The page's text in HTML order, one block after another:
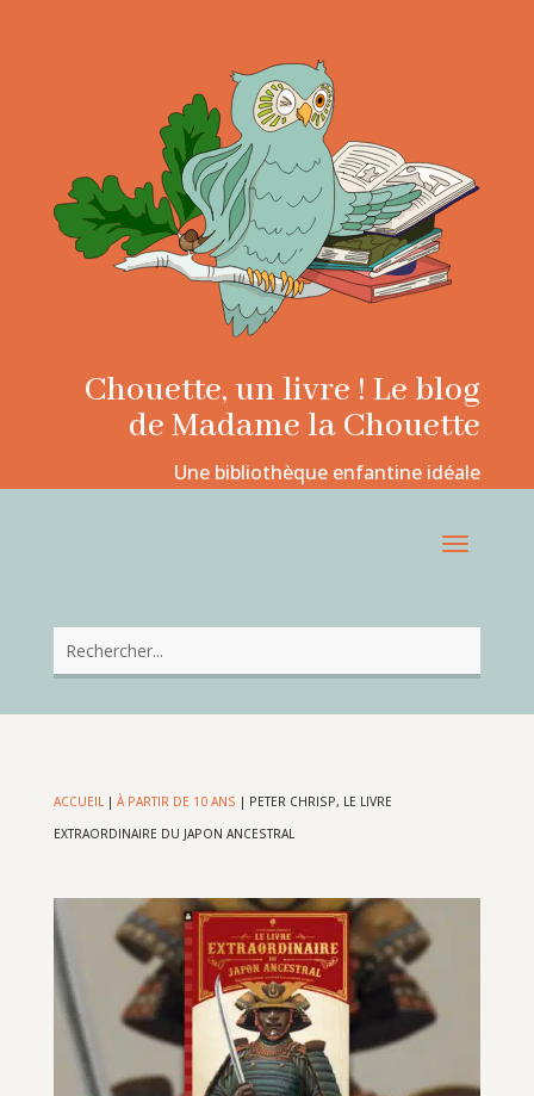
Chouette, un livre ! Le blog
de Madame la Chouette
Une bibliothèque enfantine idéale
ACCUEIL| À PARTIR DE 10 ANS | PETER CHRISP, LE LIVRE
EXTRAORDINAIRE DU JAPON ANCESTRAL